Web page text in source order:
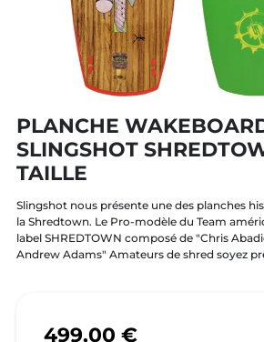
PLANCHE
SLINGSHOT
TAILLE
Slingshot nous présente une des planches
la Shredtown. Le Pro-modèle du Team
label SHREDTOWN composé de "Chris
Andrew Adams" Amateurs de shred soyez
499,00 €